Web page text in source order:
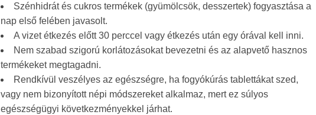
Szénhidrát és cukros termékek (gyümölcsök, desszertek) fogyasztása a
nap első felében javasolt.
A vizet étkezés előtt 30 perccel vagy étkezés után egy órával kell inni.
Nem szabad szigorú korlátozásokat bevezetni és az alapvető hasznos
termékeket megtagadni.
Rendkívül veszélyes az egészségre, ha fogyókúrás tablettákat szed,
vagy nem bizonyított népi módszereket alkalmaz, mert ez súlyos
egészségügyi következményekkel járhat.